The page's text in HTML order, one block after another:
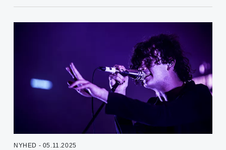
NYHED - 05.11.2025